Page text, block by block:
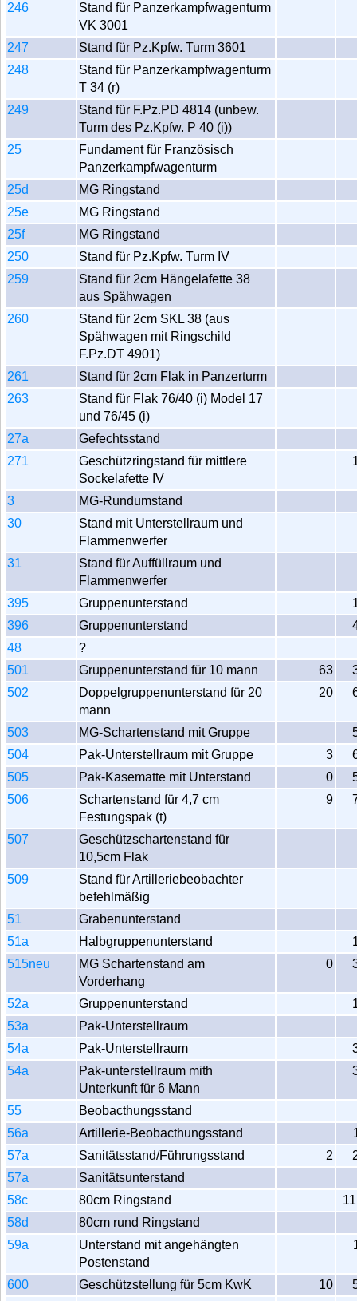
246
Stand für Panzerkampfwagenturm
VK 3001
247
Stand für Pz.Kpfw. Turm 3601
248
Stand für Panzerkampfwagenturm
T 34 (r)
249
Stand für F.Pz.PD 4814 (unbew.
Turm des Pz.Kpfw. P 40 (i))
25
Fundament für Französisch
Panzerkampfwagenturm
25d
MG Ringstand
25e
MG Ringstand
25f
MG Ringstand
250
Stand für Pz.Kpfw. Turm IV
259
Stand für 2cm Hängelafette 38
aus Spähwagen
260
Stand für 2cm SKL 38 (aus
Spähwagen mit Ringschild
F.Pz.DT 4901)
261
Stand für 2cm Flak in Panzerturm
263
Stand für Flak 76/40 (i) Model 17
und 76/45 (i)
27a
Gefechtsstand
271
Geschützringstand für mittlere
Sockelafette IV
3
MG-Rundumstand
30
Stand mit Unterstellraum und
Flammenwerfer
31
Stand für Auffüllraum und
Flammenwerfer
395
Gruppenunterstand
396
Gruppenunterstand
48
?
501
Gruppenunterstand für 10 mann 63
502
Doppelgruppenunterstand für 20
mann
20
503 MG-Schartenstand mit Gruppe
504
Pak-Unterstellraum mit Gruppe 3
505
Pak-Kasematte mit Unterstand 0
506
Schartenstand für 4,7 cm
Festungspak (t)
9
507
Geschützschartenstand für
10,5cm Flak
509
Stand für Artilleriebeobachter
befehlmäßig
51
Grabenunterstand
51a
Halbgruppenunterstand
515neu
MG Schartenstand am
Vorderhang
0
52a Gruppenunterstand
53a
Pak-Unterstellraum
54a
Pak-Unterstellraum
54a
Pak-unterstellraum mith
Unterkunft für 6 Mann
55
Beobacthungsstand
56a
Artillerie-Beobacthungsstand
57a
Sanitätsstand/Führungsstand 2
57a
Sanitätsunterstand
58c
80cm Ringstand
58d
80cm rund Ringstand
59a
Unterstand mit angehängten
Postenstand
600 Geschützstellung für 5cm KwK 10